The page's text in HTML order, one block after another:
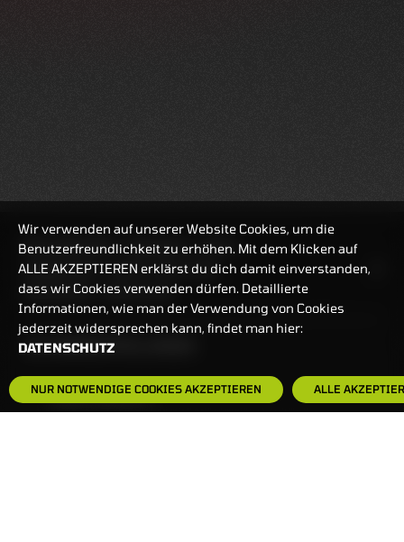
BANKEINSTELLUNGEN
HÄUFIG GESUCHT:
REALTIMEKURSE 10.08.2026
11:56:53
HANDELSZEIT
MO-FR: 7:30-23 UHR
ZERTIFIKATE
8:00-22 UHR
Wir verwenden auf unserer Website Cookies, um die
Benutzerfreundlichkeit zu erhöhen. Mit dem Klicken auf
ALLE AKZEPTIEREN erklärst du dich damit einverstanden,
dass wir Cookies verwenden dürfen. Detaillierte
Informationen, wie man der Verwendung von Cookies
jederzeit widersprechen kann, findet man hier:
DATENSCHUTZ
NUR NOTWENDIGE COOKIES AKZEPTIEREN ALLE